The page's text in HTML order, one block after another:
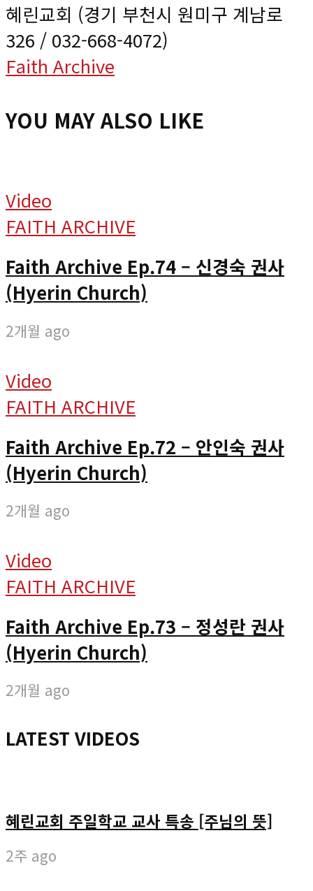
혜린교회 (경기 부천시 원미구 계남로
326 / 032-668-4072)
Faith Archive
YOU MAY ALSO LIKE
Video
FAITH ARCHIVE
Faith Archive Ep.74 – 신경숙 권사
(Hyerin Church)
2개월 ago
Video
FAITH ARCHIVE
Faith Archive Ep.72 – 안인숙 권사
(Hyerin Church)
2개월 ago
Video
FAITH ARCHIVE
Faith Archive Ep.73 – 정성란 권사
(Hyerin Church)
2개월 ago
LATEST VIDEOS
혜린교회 주일학교 교사 특송 [주님의 뜻]
2주 ago